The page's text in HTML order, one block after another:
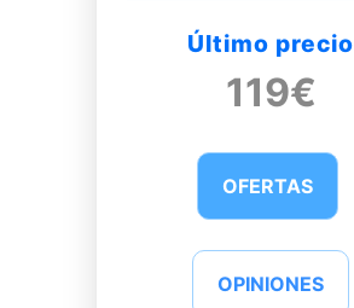
Último precio
119€
OFERTAS
OPINIONES